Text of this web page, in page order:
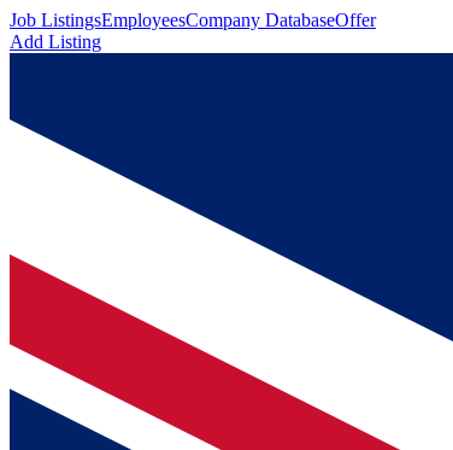
Job ListingsEmployeesCompany DatabaseOffer
Add Listing